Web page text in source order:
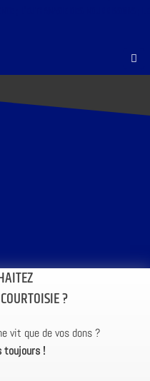
?
vit que de vos dons ?
toujours !